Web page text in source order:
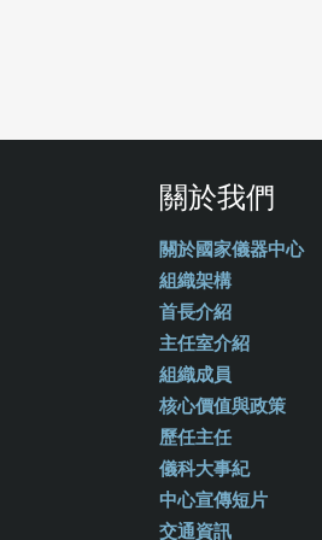
關於我們
關於國家儀器中心
組織架構
首長介紹
主任室介紹
組織成員
核心價值與政策
歷任主任
儀科大事紀
中心宣傳短片
交通資訊